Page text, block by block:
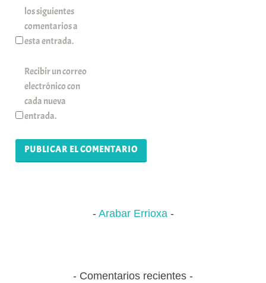
los siguientes
comentarios a
esta entrada.
Recibir un correo
electrónico con
cada nueva
entrada.
Arabar Errioxa
Comentarios recientes